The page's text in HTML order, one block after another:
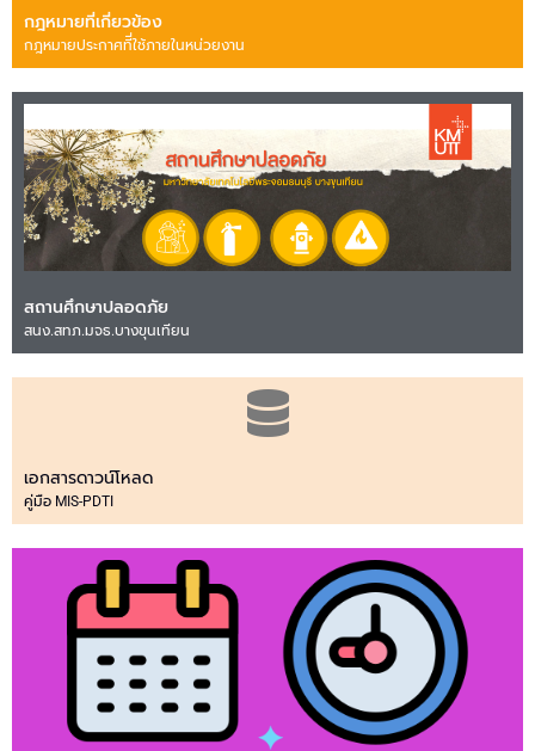
กฎหมายที่เกี่ยวข้อง
กฎหมายประกาศทีี่ใช้ภายในหน่วยงาน
สถานศึกษาปลอดภัย
สนง.สทภ.มจธ.บางขุนเทียน
เอกสารดาวน์โหลด
คู่มือ MIS-PDTI